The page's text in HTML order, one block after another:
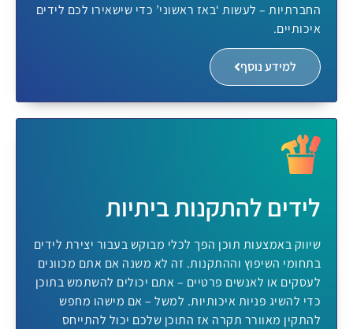
החברתיות – לעשות ‘באז ראשוני’ כדי שישאירו לכם לידים
איכותיים.
למידע נוסף
לידים להתקנות ביתיות
שיווק באמצעות תוכן הפך לכלי מבוקש בעבור יצירת לידים
בתחומי השיפוץ וההתקנות. זה לא משנה אם אתם מכוונים
לעסקים או לאנשים פרטיים – אתם יכולים להשתמש בתוכן
כדי להשיג פניות איכותיות. למשל – אם מישהו מחפש
להתקין מאוורר תקרה אז התוכן שלכם יכול להתייחס